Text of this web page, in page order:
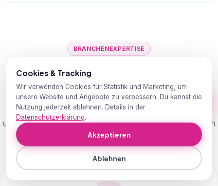
BRANCHENEXPERTISE
SEO & GEO für jede Branche in
Winterthur
Wir betreuen Unternehmen aus den
unterschiedlichsten Branchen. Für jede Branche haben
wir spezialisierte SEO- & GEO-Strategien entwickelt.
Cookies & Tracking
Wir verwenden Cookies für Statistik und Marketing, um
unsere Website und Angebote zu verbessern. Du kannst die
Nutzung jederzeit ablehnen. Details in der
Datenschutzerklärung.
Ablehnen
Akzeptieren